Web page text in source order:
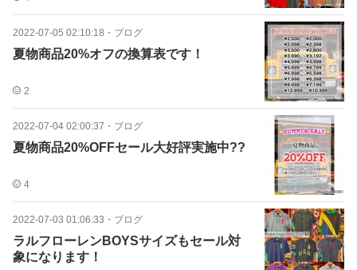
2022-07-05 02:10:18 ・ ブログ
夏物商品20%オフの換算表です！
2
2022-07-04 02:00:37 ・ ブログ
夏物商品20%OFFセール大好評実施中??
4
2022-07-03 01:06:33 ・ ブログ
ラルフローレンBOYSサイズもセール対
象になります！